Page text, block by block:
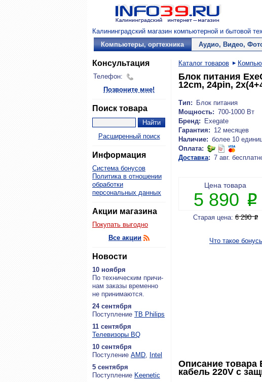
Калининградский магазин компьютерной и бытовой
Компьютеры, оргтехника
Аудио, Видео,
Консультация
Телефон:
Позвоните мне!
Поиск товара
Расширенный поиск
Информация
Система бонусов
Политика в отношении
обработки
персональных данных
Акции магазина
Покупать выгодно
Все акции
Новости
10 ноября
По тех­ни­че­ским при­чи­
нам за­ка­зы вре­мен­но
не при­ни­ма­ют­ся.
24 сентября
По­ступ­ле­ние ТВ Philips
11 сентября
Теле­ви­зо­ры BQ
10 сентября
По­сту­ле­ние AMD, Intel
5 сентября
По­ступ­ле­ние Keenetic
Каталог товаров
Блок питания
12cm, 24pin,
Тип:
Блок питания
Мощность: 700-1000 Вт
Бренд:
Exegate
Гарантия: 12 месяцев
Наличие: более 10
Оплата:
Доставка: 7 авг.
Цена товара
5 890 P
Старая цена: 6 290P
Что такое
Описание товара
кабель 220V с